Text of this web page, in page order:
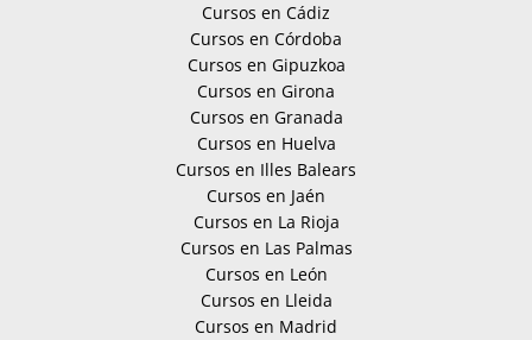
Cursos en Cádiz
Cursos en Córdoba
Cursos en Gipuzkoa
Cursos en Girona
Cursos en Granada
Cursos en Huelva
Cursos en Illes Balears
Cursos en Jaén
Cursos en La Rioja
Cursos en Las Palmas
Cursos en León
Cursos en Lleida
Cursos en Madrid